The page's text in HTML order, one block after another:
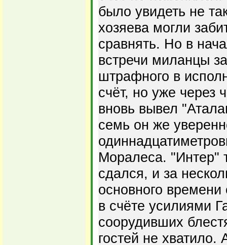
было увидеть не
хозяева могли
сравнять. Но в
встречи миланцы
штрафного в
счёт, но уже через
вновь вывел
семь он же
Моралеса. "Интер"
сдался, и за
основного времени
в счёте усилиями
соорудивших
гостей не